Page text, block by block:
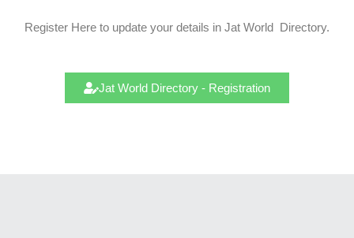
Register Here to update your details in Jat World Directory.
Jat World Directory - Registration